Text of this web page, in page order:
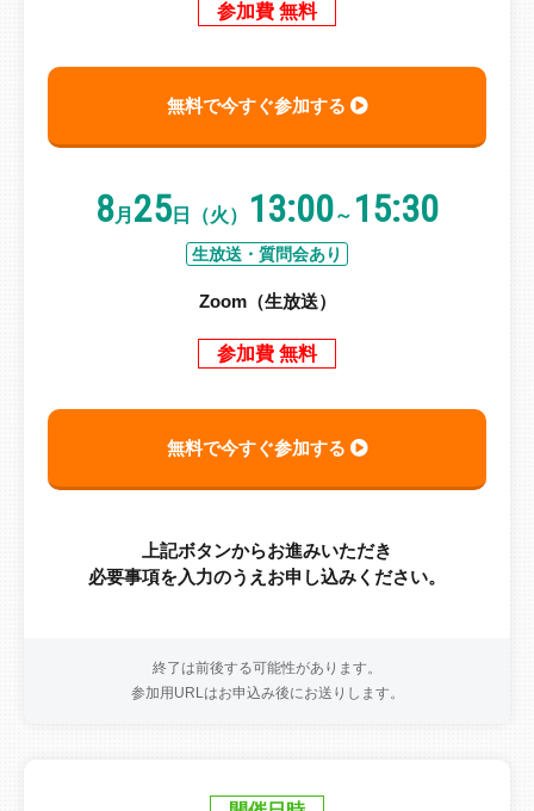
参加費 無料
無料で今すぐ参加する
8月 25 日（火） 13:00～ 15:30
生放送・質問会あり
Zoom（生放送）
参加費 無料
無料で今すぐ参加する
上記ボタンからお進みいただき
必要事項を入力のうえお申し込みください。
終了は前後する可能性があります。
参加用URLはお申込み後にお送りします。